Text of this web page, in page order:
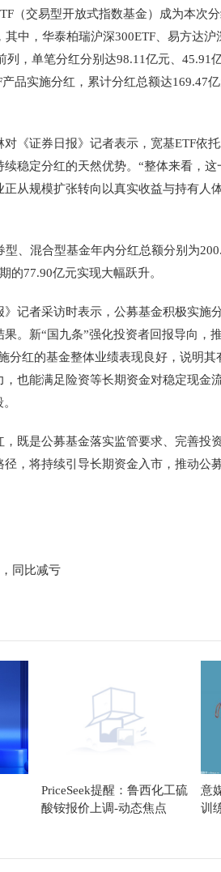
（交易型开放式指数基金）成为本次
中，华泰柏瑞沪深300ETF、易方达沪
，单笔分红分别达98.11亿元、45.91
品实施分红，累计分红总额达169.47
《证券日报》记者表示，宽基ETF依
稳定分红的天然优势。“整体来看，
从规模扩张转向以真实收益与持有人
、混合型基金年内分红总额分别为
的77.90亿元实现大幅跃升。
记者采访时表示，公募基金积极实施
。新“国九条”强化投资者回报导向，
分红的基金整体业绩表现良好，说明其
也能满足险资等长期资金对稳定现金
既是公募基金落实监管要求、完善投
，将持续引导长期资金入市，推动公
同比减亏
PriceSeek提醒：鲁西化工硫
酸铵报价上调-动态焦点
意
训